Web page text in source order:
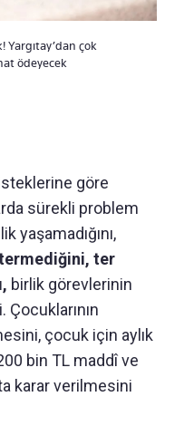
Yargıtay’dan çok
ödeyecek
göre
sürekli problem
yaşamadığını,
ter
birlik görevlerinin
çocuk için aylık
bin TL maddî ve
karar verilmesini